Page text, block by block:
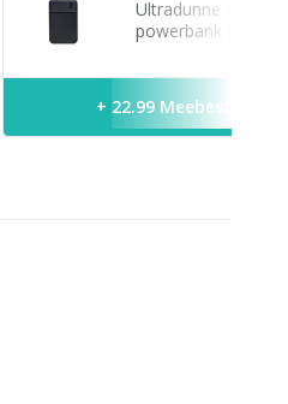
Ultradunne 5.000
powerbank (zwart)
+ 22.99 Meebestellen